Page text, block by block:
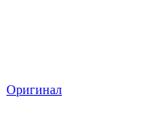
Оригинал